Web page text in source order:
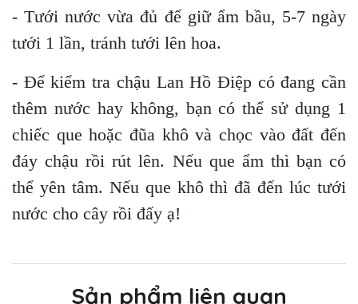
- Tưới nước vừa đủ để giữ ẩm bầu, 5-7 ngày
tưới 1 lần, tránh tưới lên hoa.
- Để kiểm tra chậu Lan Hồ Điệp có đang cần
thêm nước hay không, bạn có thể sử dụng 1
chiếc que hoặc đũa khô và chọc vào đất đến
đáy chậu rồi rút lên. Nếu que ẩm thì bạn có
thể yên tâm. Nếu que khô thì đã đến lúc tưới
nước cho cây rồi đấy ạ!
Sản phẩm liên quan